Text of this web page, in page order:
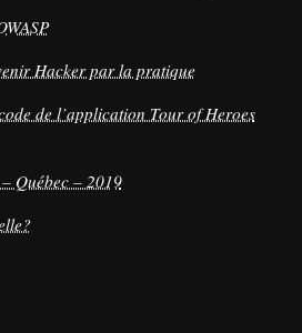
Hacker par la pratique
de l’application Tour of Heroes
Québec – 2019